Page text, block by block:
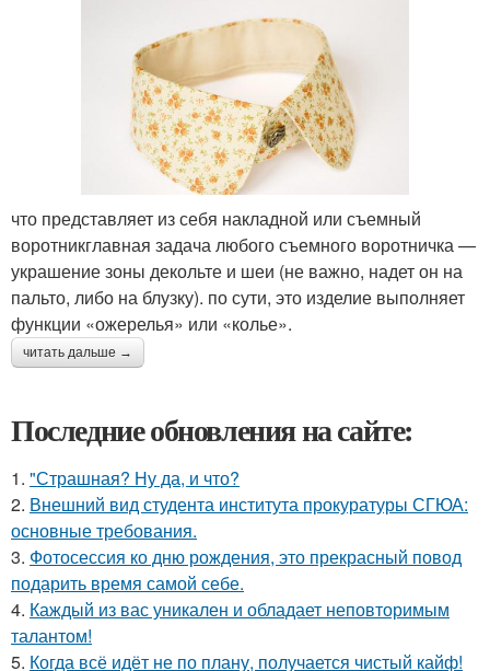
что представляет из себя накладной или съемный
воротникглавная задача любого съемного воротничка —
украшение зоны декольте и шеи (не важно, надет он на
пальто, либо на блузку). по сути, это изделие выполняет
функции «ожерелья» или «колье».
читать дальше →
Последние обновления на сайте:
1. "Страшная? Ну да, и что?
2. Внешний вид студента института прокуратуры СГЮА:
основные требования.
3. Фотосессия ко дню рождения, это прекрасный повод
подарить время самой себе.
4. Каждый из вас уникален и обладает неповторимым
талантом!
5. Когда всё идёт не по плану, получается чистый кайф!